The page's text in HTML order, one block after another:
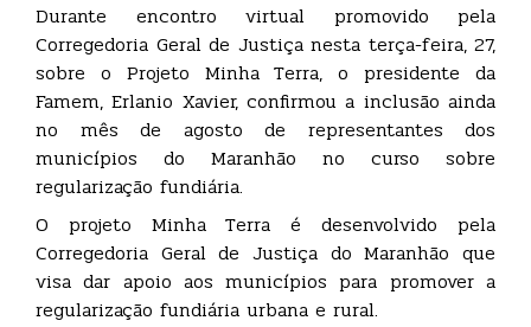
Durante encontro virtual promovido pela
Corregedoria Geral de Justiça nesta terça-feira, 27,
sobre o Projeto Minha Terra, o presidente da
Famem, Erlanio Xavier, confirmou a inclusão ainda
no mês de agosto de representantes dos
municípios do Maranhão no curso sobre
regularização fundiária.
O projeto Minha Terra é desenvolvido pela
Corregedoria Geral de Justiça do Maranhão que
visa dar apoio aos municípios para promover a
regularização fundiária urbana e rural.